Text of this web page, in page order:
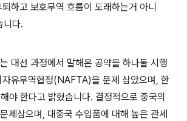
하고 보호무역 흐름이 도래하는거 아니
니다.
대선 과정에서 말해온 공약을 하나둘 시행
자유무역협정(NAFTA)을 문제 삼았으며, 한
야 한다고 밝혔습니다. 결정적으로 중국의
제삼으며, 대중국 수입품에 대해 높은 관세